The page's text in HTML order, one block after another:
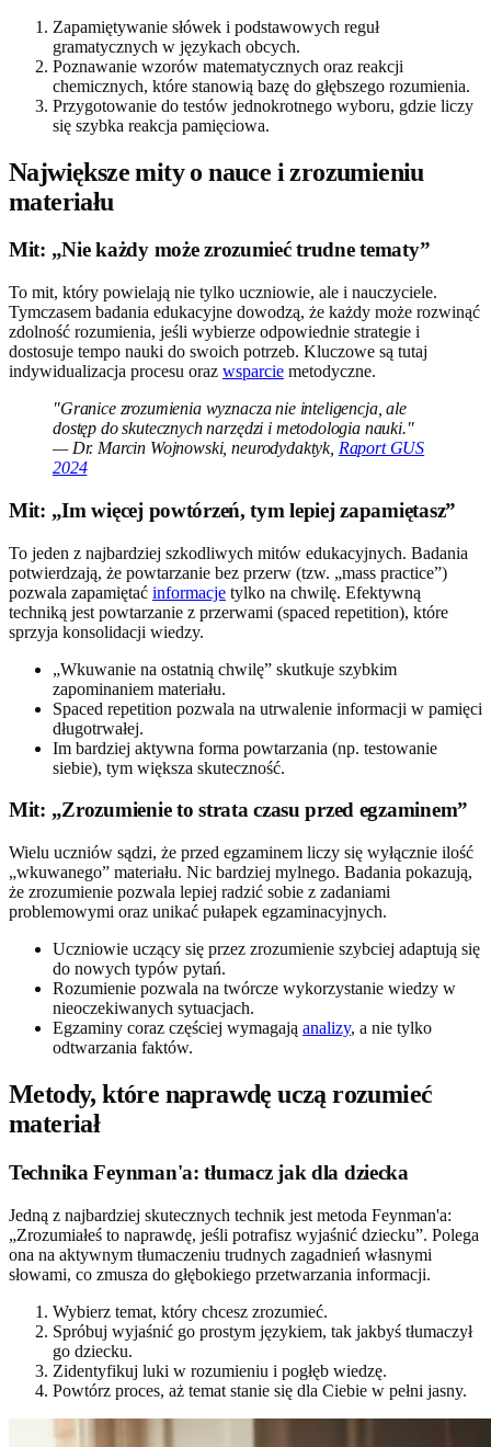
Zapamiętywanie słówek i podstawowych reguł
gramatycznych w językach obcych.
Poznawanie wzorów matematycznych oraz reakcji
chemicznych, które stanowią bazę do głębszego rozumienia.
Przygotowanie do testów jednokrotnego wyboru, gdzie liczy
się szybka reakcja pamięciowa.
Największe mity o nauce i zrozumieniu
materiału
Mit: „Nie każdy może zrozumieć trudne tematy”
To mit, który powielają nie tylko uczniowie, ale i nauczyciele.
Tymczasem badania edukacyjne dowodzą, że każdy może rozwinąć
zdolność rozumienia, jeśli wybierze odpowiednie strategie i
dostosuje tempo nauki do swoich potrzeb. Kluczowe są tutaj
indywidualizacja procesu oraz wsparcie metodyczne.
"Granice zrozumienia wyznacza nie inteligencja, ale
dostęp do skutecznych narzędzi i metodologia nauki."
— Dr. Marcin Wojnowski, neurodydaktyk, Raport GUS
2024
Mit: „Im więcej powtórzeń, tym lepiej zapamiętasz”
To jeden z najbardziej szkodliwych mitów edukacyjnych. Badania
potwierdzają, że powtarzanie bez przerw (tzw. „mass practice”)
pozwala zapamiętać informacje tylko na chwilę. Efektywną
techniką jest powtarzanie z przerwami (spaced repetition), które
sprzyja konsolidacji wiedzy.
„Wkuwanie na ostatnią chwilę” skutkuje szybkim
zapominaniem materiału.
Spaced repetition pozwala na utrwalenie informacji w pamięci
długotrwałej.
Im bardziej aktywna forma powtarzania (np. testowanie
siebie), tym większa skuteczność.
Mit: „Zrozumienie to strata czasu przed egzaminem”
Wielu uczniów sądzi, że przed egzaminem liczy się wyłącznie ilość
„wkuwanego” materiału. Nic bardziej mylnego. Badania pokazują,
że zrozumienie pozwala lepiej radzić sobie z zadaniami
problemowymi oraz unikać pułapek egzaminacyjnych.
Uczniowie uczący się przez zrozumienie szybciej adaptują się
do nowych typów pytań.
Rozumienie pozwala na twórcze wykorzystanie wiedzy w
nieoczekiwanych sytuacjach.
Egzaminy coraz częściej wymagają analizy, a nie tylko
odtwarzania faktów.
Metody, które naprawdę uczą rozumieć
materiał
Technika Feynman'a: tłumacz jak dla dziecka
Jedną z najbardziej skutecznych technik jest metoda Feynman'a:
„Zrozumiałeś to naprawdę, jeśli potrafisz wyjaśnić dziecku”. Polega
ona na aktywnym tłumaczeniu trudnych zagadnień własnymi
słowami, co zmusza do głębokiego przetwarzania informacji.
Wybierz temat, który chcesz zrozumieć.
Spróbuj wyjaśnić go prostym językiem, tak jakbyś tłumaczył
go dziecku.
Zidentyfikuj luki w rozumieniu i pogłęb wiedzę.
Powtórz proces, aż temat stanie się dla Ciebie w pełni jasny.